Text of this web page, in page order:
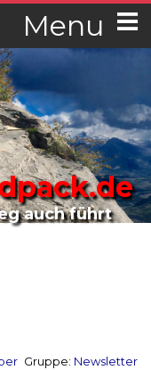
Menu
auch führt
Gruppe: Newsletter